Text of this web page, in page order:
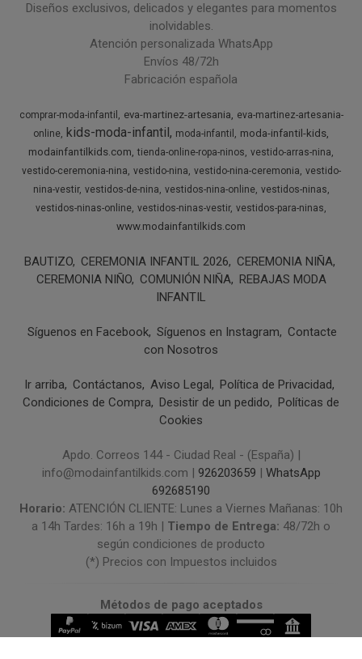
Diseños exclusivos, delicados y elegantes para momentos
inolvidables.
Atención personalizada WhatsApp
Envíos 48/72h
Fabricación española
comprar-moda-infantil eva-martinez-artesania
eva-martinez-artesania-
online
kids-moda-infantil moda-infantil
moda-infantil-kids
modainfantilkids.com tienda-online-ropa-ninos vestido-arras-nina
vestido-ceremonia-nina vestido-nina vestido-nina-ceremonia vestido-
nina-vestir vestidos-de-nina vestidos-nina-online vestidos-ninas
vestidos-ninas-online vestidos-ninas-vestir vestidos-para-ninas
www.modainfantilkids.com
BAUTIZO CEREMONIA INFANTIL 2026
CEREMONIA NIÑA
CEREMONIA NIÑO COMUNIÓN NIÑA
REBAJAS MODA
INFANTIL
Síguenos en Facebook Síguenos en Instagram
Contacte
con Nosotros
Ir arriba Contáctanos Aviso Legal
Política de Privacidad
Condiciones de Compra
Desistir de un pedido
Políticas de
Cookies
Apdo. Correos 144 - Ciudad Real - (España) |
info@modainfantilkids.com | 926203659
WhatsApp
692685190
Horario: ATENCIÓN CLIENTE: Lunes a Viernes Mañanas: 10h
a 14h Tardes: 16h a 19h | Tiempo de Entrega: 48/72h o
según condiciones de producto
(*) Precios con Impuestos incluidos
Métodos de pago aceptados